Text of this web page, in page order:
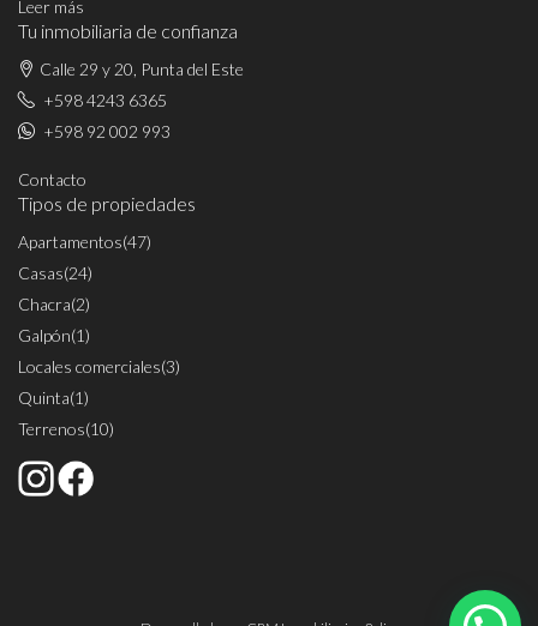
Leer más
Tu inmobiliaria de confianza
Calle 29 y 20, Punta del Este
+598 4243 6365
+598 92 002 993
Contacto
Tipos de propiedades
Apartamentos(47)
Casas(24)
Chacra(2)
Galpón(1)
Locales comerciales(3)
Quinta(1)
Terrenos(10)